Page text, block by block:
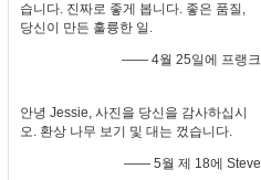
습니다. 진짜로 좋게 봅니다. 좋은 품질,
당신이 만든 훌륭한 일.
—— 4월 25일에 프랭크
안녕 Jessie, 사진을 당신을 감사하십시
오. 환상 나무 보기 및 대는 껐습니다.
—— 5월 제 18에 Steve